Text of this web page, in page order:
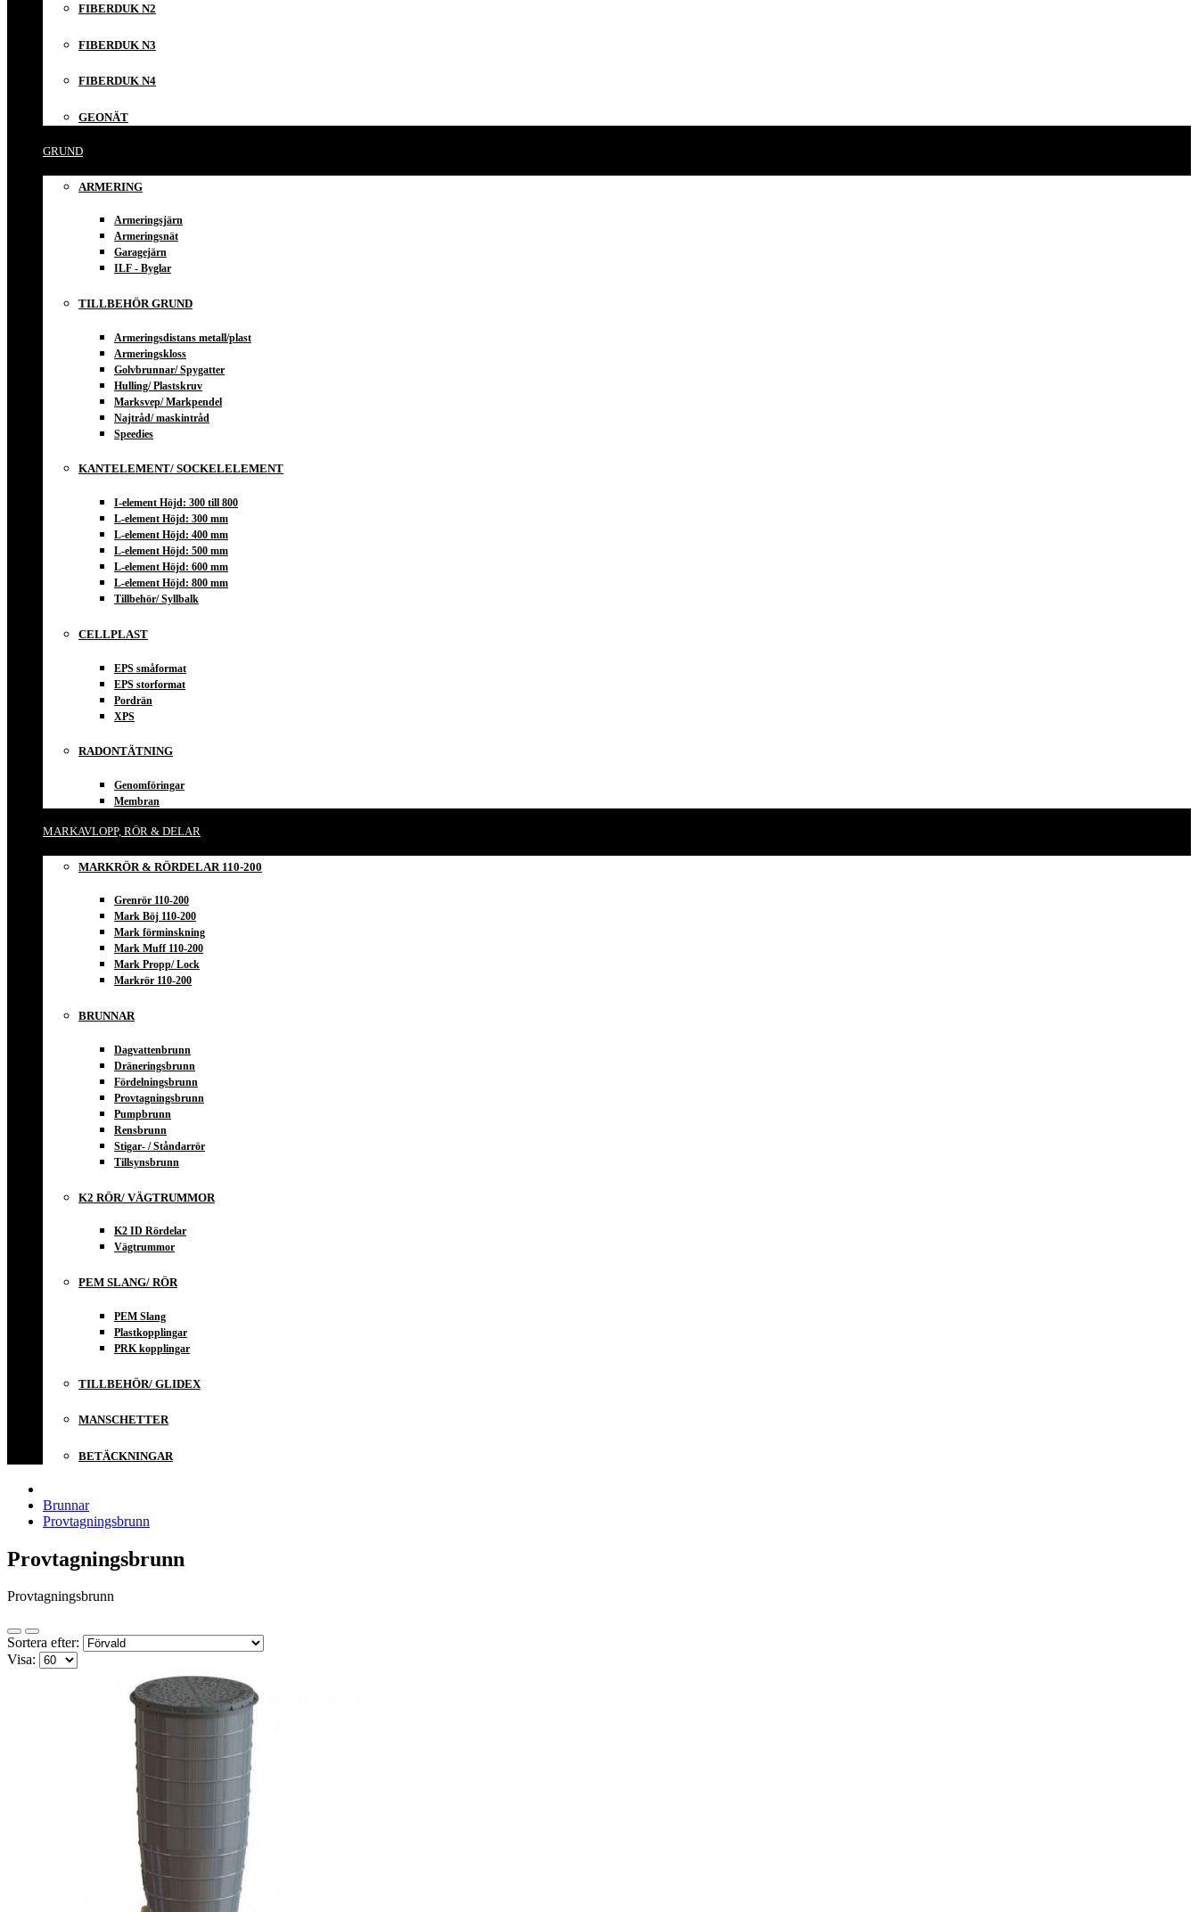
FIBERDUK N2
FIBERDUK N3
FIBERDUK N4
GEONÄT
GRUND
ARMERING
Armeringsjärn
Armeringsnät
Garagejärn
ILF - Byglar
TILLBEHÖR GRUND
Armeringsdistans metall/plast
Armeringskloss
Golvbrunnar/ Spygatter
Hulling/ Plastskruv
Marksvep/ Markpendel
Najtråd/ maskintråd
Speedies
KANTELEMENT/ SOCKELELEMENT
I-element Höjd: 300 till 800
L-element Höjd: 300 mm
L-element Höjd: 400 mm
L-element Höjd: 500 mm
L-element Höjd: 600 mm
L-element Höjd: 800 mm
Tillbehör/ Syllbalk
CELLPLAST
EPS småformat
EPS storformat
Pordrän
XPS
RADONTÄTNING
Genomföringar
Membran
MARKAVLOPP, RÖR & DELAR
MARKRÖR & RÖRDELAR 110-200
Grenrör 110-200
Mark Böj 110-200
Mark förminskning
Mark Muff 110-200
Mark Propp/ Lock
Markrör 110-200
BRUNNAR
Dagvattenbrunn
Dräneringsbrunn
Fördelningsbrunn
Provtagningsbrunn
Pumpbrunn
Rensbrunn
Stigar- / Ståndarrör
Tillsynsbrunn
K2 RÖR/ VÄGTRUMMOR
K2 ID Rördelar
Vägtrummor
PEM SLANG/ RÖR
PEM Slang
Plastkopplingar
PRK kopplingar
TILLBEHÖR/ GLIDEX
MANSCHETTER
BETÄCKNINGAR
Brunnar
Provtagningsbrunn
Provtagningsbrunn
Provtagningsbrunn
Sortera efter:
Visa: